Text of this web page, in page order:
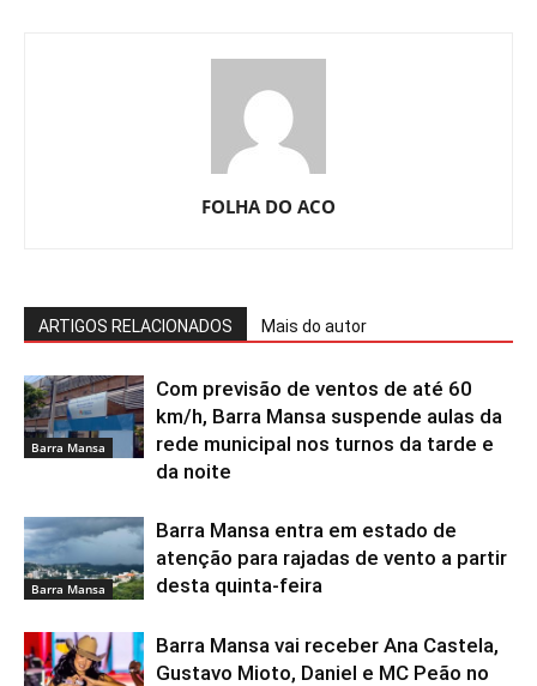
FOLHA DO ACO
ARTIGOS RELACIONADOS Mais do autor
Barra Mansa
Com previsão de ventos de até 60
km/h, Barra Mansa suspende aulas da
rede municipal nos turnos da tarde e
da noite
Barra Mansa
Barra Mansa entra em estado de
atenção para rajadas de vento a partir
desta quinta-feira
Barra Mansa vai receber Ana Castela,
Gustavo Mioto, Daniel e MC Peão no